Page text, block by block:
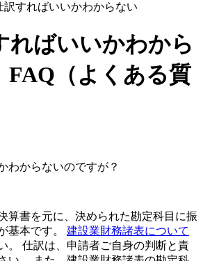
すればいいかわからない
ればいいかわから
（よくある質
わからないのですが？
算書を元に、決められた勘定科目に振
基本です。 建設業財務諸表について
。 仕訳は、 申請者ご自身の判断と責